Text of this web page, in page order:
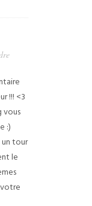
!!! <3
vous
:)
un tour
le